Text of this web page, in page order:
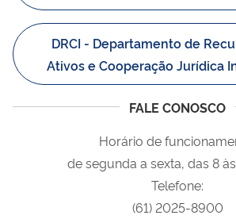
DRCI - Departamento de
Ativos e Cooperação Jurídica
FALE CONOSCO
Horário de
de segunda a sexta, das 8
Telefone:
(61) 2025-8900